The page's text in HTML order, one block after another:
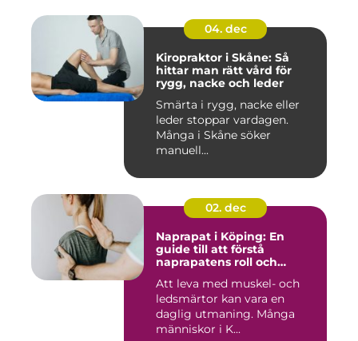
04. dec
Kiropraktor i Skåne: Så
hittar man rätt vård för
rygg, nacke och leder
Smärta i rygg, nacke eller
leder stoppar vardagen.
Många i Skåne söker
manuell...
02. dec
Naprapat i Köping: En
guide till att förstå
naprapatens roll och
Att leva med muskel- och
ledsmärtor kan vara en
daglig utmaning. Många
människor i K...